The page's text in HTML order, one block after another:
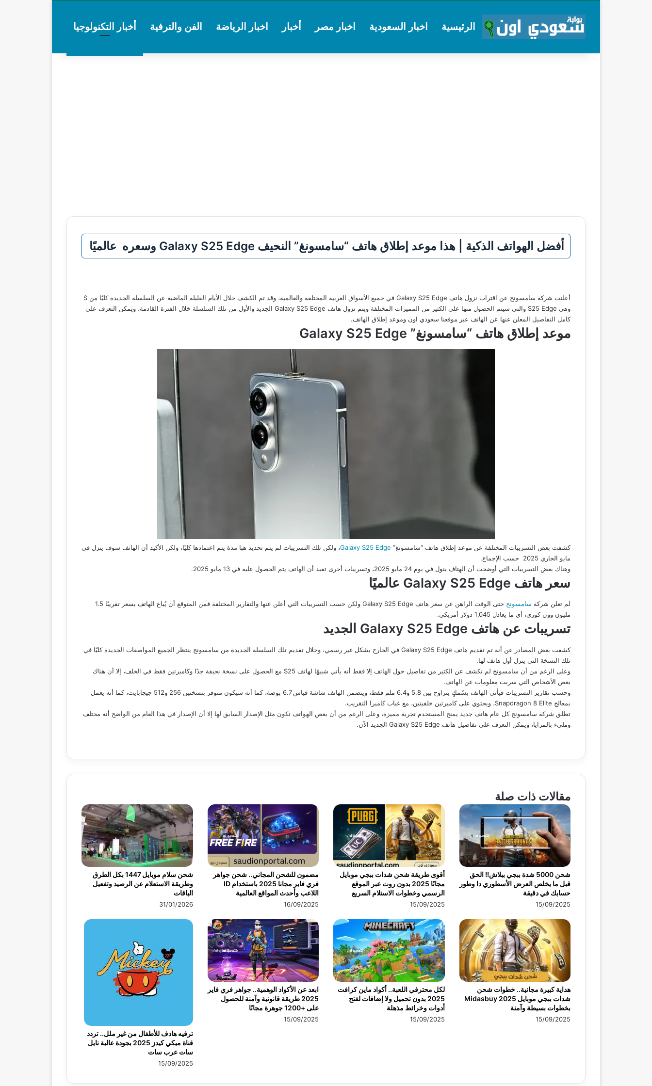
الرئيسية اخبار السعودية اخبار مصر أخبار اخبار الرياضة الفن والترفية أخبار التكنولوجيا
أفضل الهواتف الذكية | هذا موعد إطلاق هاتف “سامسونغ” النحيف Galaxy S25 Edge وسعره عالميًا
أعلنت شركة سامسونج عن اقتراب نزول هاتف Galaxy S25 Edge في جميع الأسواق العربية المختلفة والعالمية، وقد تم الكشف خلال الأيام القليلة الماضية عن السلسلة الجديدة كليًا من S
وهي S25 Edge والتي سيتم الحصول منها على الكثير من المميزات المختلفة ويتم نزول هاتف Galaxy S25 Edge الجديد والأول من تلك السلسلة خلال الفترة القادمة، ويمكن التعرف على
كامل التفاصيل المعلن عنها عن الهاتف عبر موقعنا سعودي اون وموعد إطلاق الهاتف.
موعد إطلاق هاتف “سامسونغ” Galaxy S25 Edge
كشفت بعض التسريبات المختلفة عن موعد إطلاق هاتف “سامسونغ” Galaxy S25 Edge، ولكن تلك التسريبات لم يتم تحديد هبا مدة يتم اعتمادها كليًا، ولكن الأكيد أن الهاتف سوف ينزل في
مايو الجاري 2025 حسب الإجماع.
وهناك بعض التسريبات التي أوضحت أن الهتاف ينول في يوم 24 مايو 2025، وتسريبات أخرى تفيد أن الهاتف يتم الحصول عليه في 13 مايو 2025.
سعر هاتف Galaxy S25 Edge عالميًا
لم تعلن شركة سامسونج
حتى الوقت الراهن عن سعر هاتف Galaxy S25 Edge ولكن حسب التسريبات التي أعلن عنها والتقارير المختلفة فمن المتوقع أن يُباع الهاتف بسعر تقريبًا 1.5
مليون وون كوري، أي ما يعادل 1,045 دولار أمريكي.
تسريبات عن هاتف Galaxy S25 Edge الجديد
كشفت بعض المصادر عن أنه تم تقديم هاتف Galaxy S25 Edge في الخارج بشكل غير رسمي، وخلال تقديم تلك السلسلة الجديدة من سامسونج ينتظر الجميع المواصفات الجديدة كليًا في
تلك النسخة التي ينزل أول هاتف لها.
وعلى الرغم من أن سامسونج لم تكشف عن الكثير من تفاصيل حول الهاتف إلا فقط أنه يأتي شبيهًا لهاتف S25 مع الحصول على نسخة نحيفة جدًا وكاميرتين فقط في الخلف، إلا أن هناك
بعض الأشخاص التي سربت معلومات عن الهاتف.
وحسب تقارير التسريبات فيأتي الهاتف بسُمكٍ يتراوح بين 5.8 و6.4 ملم فقط، ويتضمن الهاتف شاشة قياس 6.7 بوصة، كما أنه سيكون متوفر بنسختين 256 و512 جيجابايت، كما أنه يعمل
بمعالج Snapdragon 8 Elite، ويحتوي على كاميرتين خلفيتين، مع غياب كاميرا التقريب.
تطلق شركة سامسونج كل عام هاتف جديد يمنح المستخدم تجربة مميزة، وعلى الرغم من أن بعض الهواتف تكون مثل الإصدار السابق لها إلا أن الإصدار في هذا العام من الواضح أنه مختلف
ومليء بالمزايا، ويمكن التعرف على تفاصيل هاتف Galaxy S25 Edge الجديد الآن.
مقالات ذات صلة
شحن سلام موبايل 1447 بكل الطرق
وطريقة الاستعلام عن الرصيد وتفعيل
الباقات
31/01/2026
مضمون للشحن المجاني.. شحن جواهر
فري فاير مجانا 2025 باستخدام ID
اللاعب وأحدث المواقع العالمية
16/09/2025
أقوى طريقة شحن شدات ببجي موبايل
مجانًا 2025 بدون روت عبر الموقع
الرسمي وخطوات الاستلام السريع
15/09/2025
شحن 5000 شدة ببجي ببلاش!! الحق
قبل ما يخلص العرض الأسطوري دا وطور
حسابك في دقيقة
15/09/2025
ترفيه هادف للأطفال من غير ملل.. تردد
قناة ميكي كيدز 2025 بجودة عالية نايل
سات عرب سات
15/09/2025
ابعد عن الأكواد الوهمية.. جواهر فري فاير
2025 طريقة قانونية وآمنة للحصول
على +1200 جوهرة مجانًا
15/09/2025
لكل محترفي اللعبة.. أكواد ماين كرافت
2025 بدون تحميل ولا إضافات لفتح
أدوات وخرائط مذهلة
15/09/2025
هداية كبيرة مجانية.. خطوات شحن
شدات ببجي موبايل 2025 Midasbuy
بخطوات بسيطة وآمنة
15/09/2025